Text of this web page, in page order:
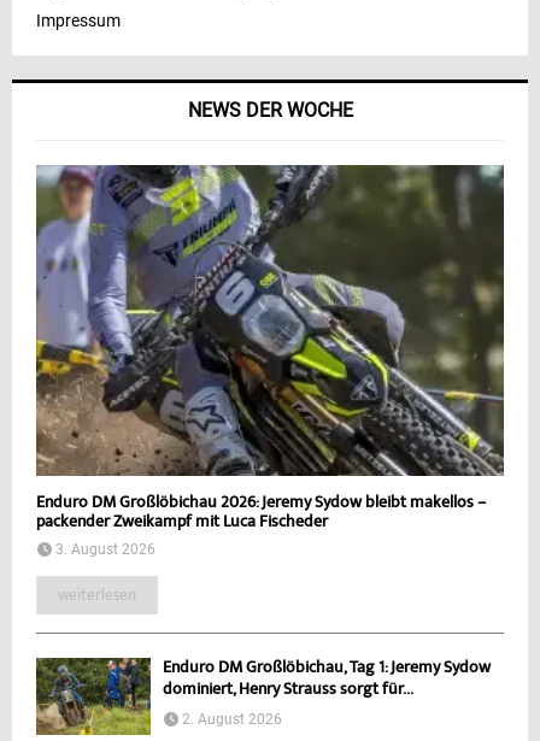
NEWS DER WOCHE
Enduro DM Großlöbichau 2026: Jeremy Sydow bleibt makellos –
packender Zweikampf mit Luca Fischeder
3. August 2026
weiterlesen
Enduro DM Großlöbichau, Tag 1: Jeremy Sydow
dominiert, Henry Strauss sorgt für...
2. August 2026
Impressum